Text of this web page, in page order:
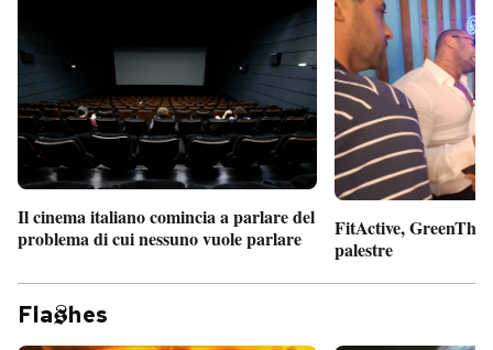
Il cinema italiano comincia a parlare del
problema di cui nessuno vuole parlare
FitActive,
palestre
Fla hes